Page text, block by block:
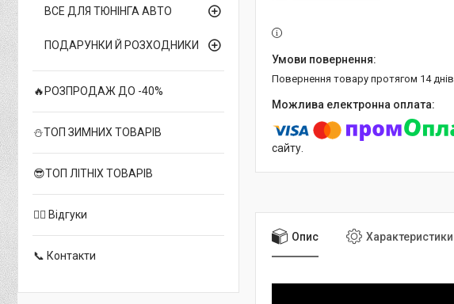
повернення товару протягом 14 днів
сайту.
Опис Характеристики
ВСЕ ДЛЯ ТЮНІНГА АВТО
ПОДАРУНКИ Й РОЗХОДНИКИ
🔥РОЗПРОДАЖ ДО -40%
⛄ТОП ЗИМНИХ ТОВАРІВ
😎ТОП ЛІТНІХ ТОВАРІВ
✍🏻 Відгуки
📞 Контакти